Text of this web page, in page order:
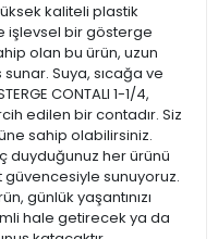
yüksek kaliteli plastik
işlevsel bir gösterge
olan bu ürün, uzun
Suya, sıcağa ve
CONTALI 1-1/4,
edilen bir contadır. Siz
sahip olabilirsiniz.
duyduğunuz her ürünü
güvencesiyle sunuyoruz.
günlük yaşantınızı
hale getirecek ya da